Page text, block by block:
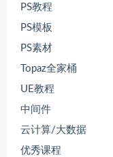
PS教程
PS模板
PS素材
Topaz全家桶
UE教程
中间件
云计算/大数据
优秀课程